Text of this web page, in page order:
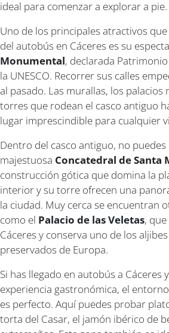
ideal para comenzar a explorar a pie.
Uno de los principales atractivos
del autobús en Cáceres es su
Monumental, declarada
la UNESCO. Recorrer sus calles
al pasado. Las murallas, los palacios
torres que rodean el casco antiguo
lugar imprescindible para cualquier
Dentro del casco antiguo, no
majestuosa Concatedral de Santa
construcción gótica que domina la
interior y su torre ofrecen una
la ciudad. Muy cerca se encuentran
como el Palacio de las Veletas,
Cáceres y conserva uno de los
preservados de Europa.
Si has llegado en autobús a Cáceres
experiencia gastronómica, el
es perfecto. Aquí puedes probar
torta del Casar, el jamón ibérico de